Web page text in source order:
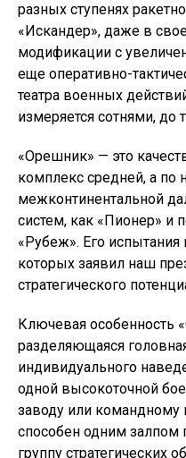
разных ступенях
«Искандер», даже в
модификации с
еще оперативно-
театра военных
измеряется сотнями, до
«Орешник» — это
комплекс средней, а
межконтинентальной
систем, как «Пионер» и
«Рубеж». Его
которых заявил наш
стратегического
Ключевая особенность
разделяющаяся
индивидуального
одной высокоточной
заводу или командному
способен одним залпом
группу стратегических